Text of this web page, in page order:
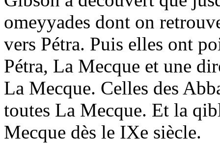
omeyyades dont on
vers Pétra. Puis elles ont
Pétra, La Mecque et une
La Mecque. Celles des
toutes La Mecque. Et la
Mecque dès le IXe siècle.